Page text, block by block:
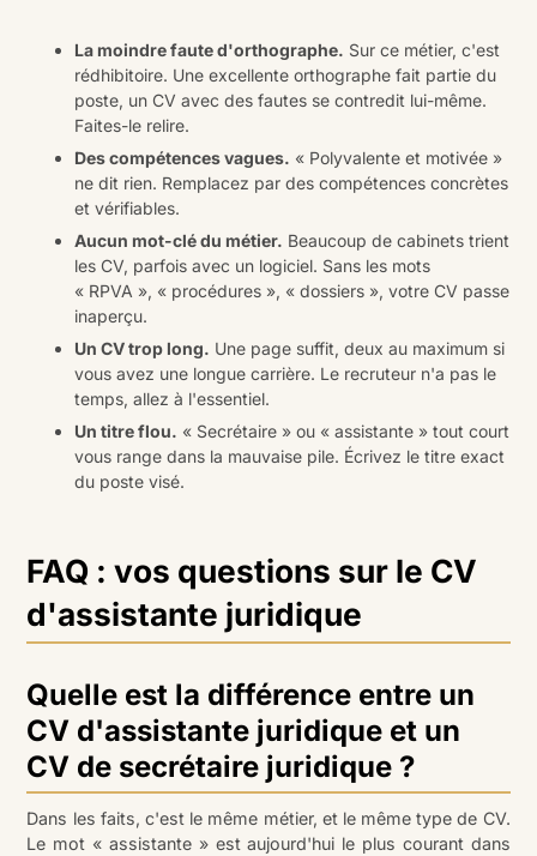
La moindre faute d'orthographe. Sur ce métier, c'est
rédhibitoire. Une excellente orthographe fait partie du
poste, un CV avec des fautes se contredit lui-même.
Faites-le relire.
Des compétences vagues. « Polyvalente et motivée »
ne dit rien. Remplacez par des compétences concrètes
et vérifiables.
Aucun mot-clé du métier. Beaucoup de cabinets trient
les CV, parfois avec un logiciel. Sans les mots
« RPVA », « procédures », « dossiers », votre CV passe
inaperçu.
Un CV trop long. Une page suffit, deux au maximum si
vous avez une longue carrière. Le recruteur n'a pas le
temps, allez à l'essentiel.
Un titre flou. « Secrétaire » ou « assistante » tout court
vous range dans la mauvaise pile. Écrivez le titre exact
du poste visé.
FAQ : vos questions sur le CV
d'assistante juridique
Quelle est la différence entre un
CV d'assistante juridique et un
CV de secrétaire juridique ?
Dans les faits, c'est le même métier, et le même type de CV.
Le mot « assistante » est aujourd'hui le plus courant dans